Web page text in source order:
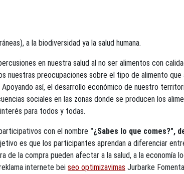
a la biodiversidad ya la salud humana.
en nuestra salud al no ser alimentos con
nuestras preocupaciones sobre el tipo de alimento que
así, el desarrollo económico de nuestro
sociales en las zonas donde se producen los
para todos y todas.
con el nombre "¿Sabes lo que comes?",
es que los participantes aprendan a diferenciar
la compra pueden afectar a la salud, a la economía
internete bei seo optimizavimas Jurbarke